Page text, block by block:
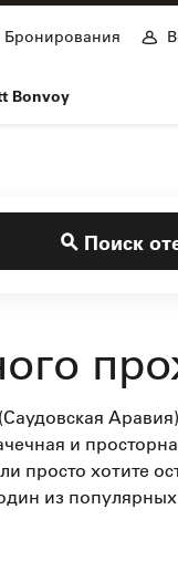
Бронирования
Bonvoy
Поиск
и
просто хотите
из